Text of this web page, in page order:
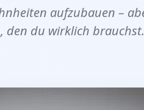
aufzubauen –
du wirklich